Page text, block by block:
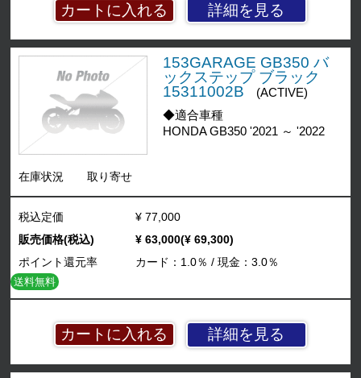
詳細を見る
153GARAGE GB350 バ
ックステップ ブラック
15311002B
(ACTIVE)
◆適合車種
HONDA GB350 '2021 ～ '2022
在庫状況 取り寄せ
詳細を見る
税込定価
¥ 77,000
販売価格(税込)
¥ 63,000(¥ 69,300)
ポイント還元率
カード：1.0％ / 現金：3.0％
送料無料